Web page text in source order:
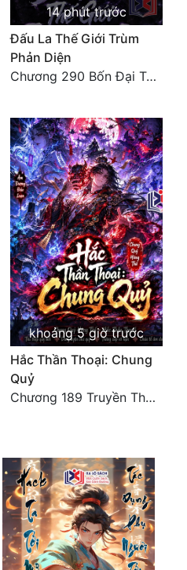
14 phút trước
Đấu La Thế Giới Trùm
Phản Diện
Chương 290 Bốn Đại Tông Môn Đơn Thuộc Tính Vô Cùng Thê Lương
khoảng 5 giờ trước
Hắc Thần Thoại: Chung
Quỷ
Chương 189 Truyền Thừa Võ Gia